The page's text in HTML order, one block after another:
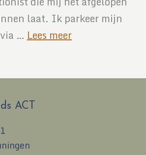
laat. Ik parkeer mijn
… Lees meer
ACT